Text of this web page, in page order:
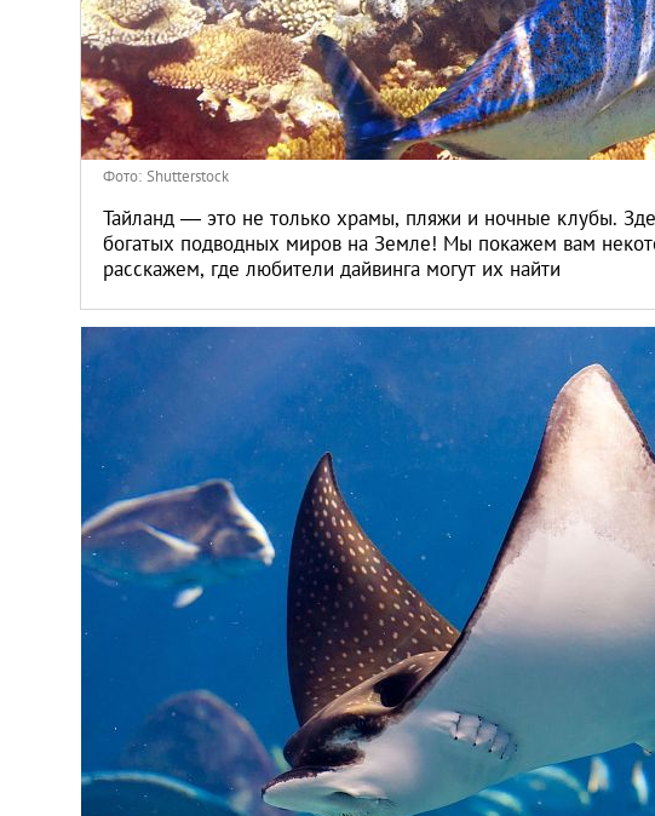
Париж
Паттайя
Пхукет
Санкт-Петербург
Фото: Shutterstock
Тайланд — это не только храмы, пляжи и ночные клубы.
богатых подводных миров на Земле! Мы покажем вам
расскажем, где любители дайвинга могут их найти